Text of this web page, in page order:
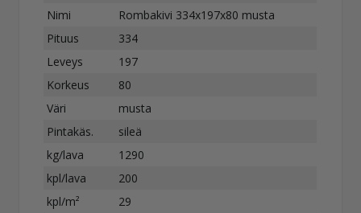
Nimi
Rombakivi 334x197x80 musta
Pituus
334
Leveys
197
Korkeus
80
Väri
musta
Pintakäs.
sileä
kg/lava
1290
kpl/lava
200
kpl/m²
29